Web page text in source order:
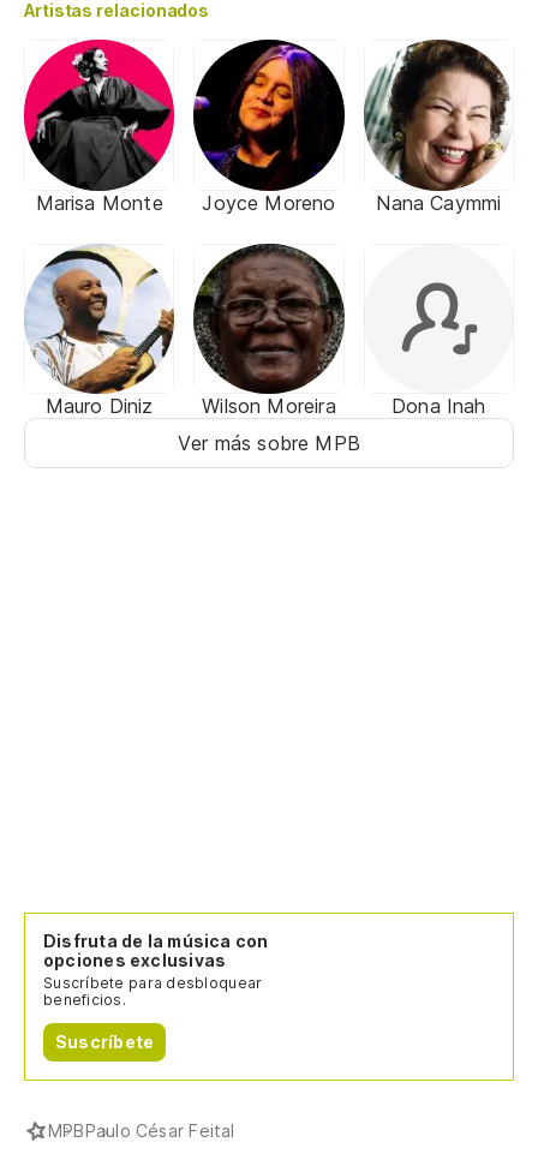
Artistas relacionados
Marisa Monte Joyce Moreno Nana Caymmi
Mauro Diniz Wilson Moreira
Dona Inah
Ver más sobre MPB
Disfruta de la música con
opciones exclusivas
Suscríbete para desbloquear
beneficios.
Suscríbete
MPBPaulo César Feital